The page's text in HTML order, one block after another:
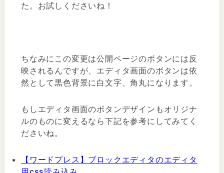
た。お試しくださいね！
ちなみにこの変更は公開ページのボタンには反
映されるんですが、エディタ画面のボタンは依
然として黒色背景に白文字、角丸になります。
もしエディタ画面のボタンデザインもオリジナ
ルのものに変えるなら下記を参考にしてみてく
ださいね。
【ワードプレス】ブロックエディタのエディタ